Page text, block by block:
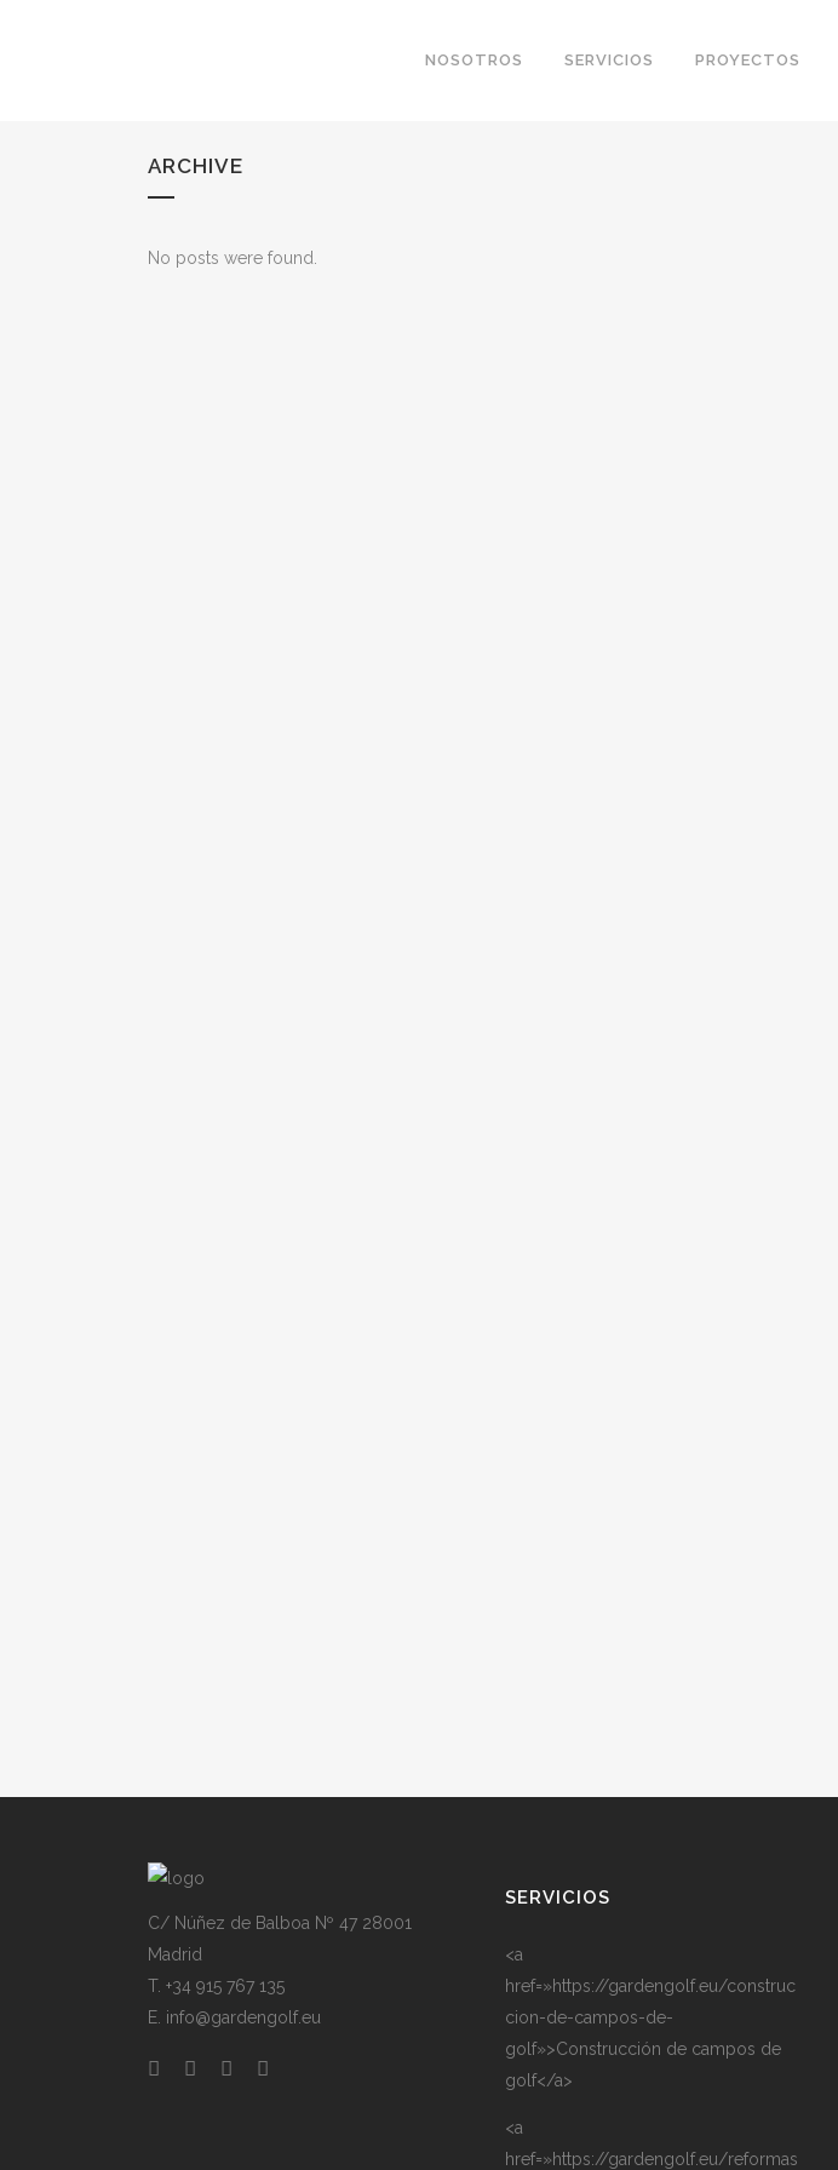
NOSOTROS SERVICIOS PROYECTOS
ARCHIVE
No posts were found.
C/ Núñez de Balboa Nº 47 28001
Madrid
T. +34 915 767 135
E. info@gardengolf.eu
SERVICIOS
<a
href=»https://gardengolf.eu/construc
cion-de-campos-de-
golf»>Construcción de campos de
golf</a>
<a
href=»https://gardengolf.eu/reformas